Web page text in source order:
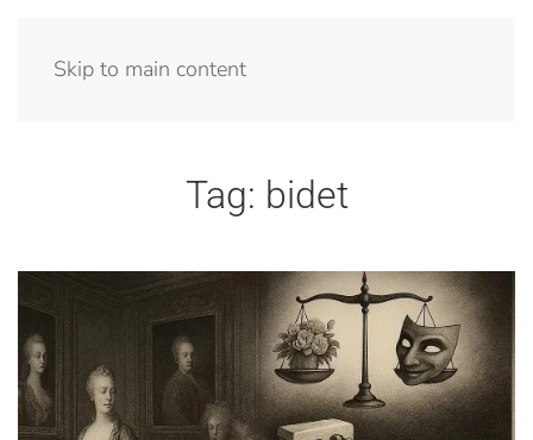
Skip to main content
Tag: bidet